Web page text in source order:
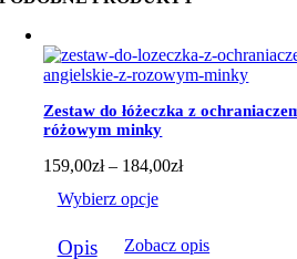
159,00zł
184,00zł
Zestaw do łóżeczka z
różowym minky
159,00zł – 184,00złZakres
do
Wybierz opcje
produkt
Opis Zobacz opis